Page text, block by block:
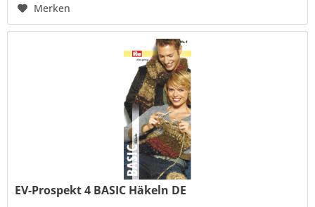
Merken
EV-Prospekt 4 BASIC Häkeln DE